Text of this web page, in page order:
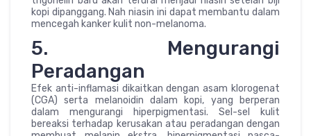
kopi dipanggang. Nah niasin ini dapat membantu dalam
mencegah kanker kulit non-melanoma.
5. Mengurangi
Peradangan
Efek anti-inflamasi dikaitkan dengan asam klorogenat
(CGA) serta melanoidin dalam kopi, yang berperan
dalam mengurangi hiperpigmentasi. Sel-sel kulit
bereaksi terhadap kerusakan atau peradangan dengan